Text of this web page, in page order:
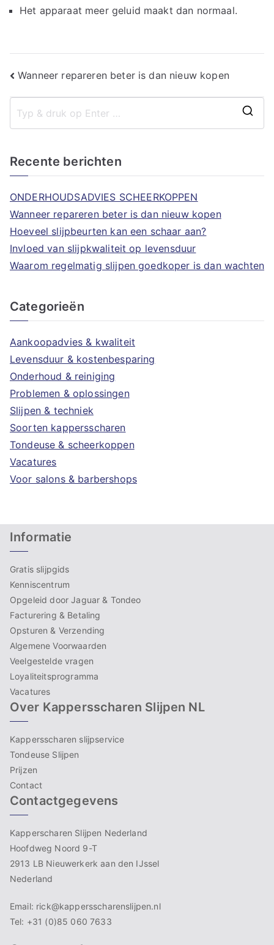
Het apparaat meer geluid maakt dan normaal.
Bericht
navigatie
Wanneer repareren beter is dan nieuw kopen
Recente berichten
ONDERHOUDSADVIES SCHEERKOPPEN
Wanneer repareren beter is dan nieuw kopen
Hoeveel slijpbeurten kan een schaar aan?
Invloed van slijpkwaliteit op levensduur
Waarom regelmatig slijpen goedkoper is dan wachten
Categorieën
Aankoopadvies & kwaliteit
Levensduur & kostenbesparing
Onderhoud & reiniging
Problemen & oplossingen
Slijpen & techniek
Soorten kappersscharen
Tondeuse & scheerkoppen
Vacatures
Voor salons & barbershops
Informatie
Gratis slijpgids
Kenniscentrum
Opgeleid door Jaguar & Tondeo
Facturering & Betaling
Opsturen & Verzending
Algemene Voorwaarden
Veelgestelde vragen
Loyaliteitsprogramma
Vacatures
Over Kappersscharen Slijpen NL
Kappersscharen slijpservice
Tondeuse Slijpen
Prijzen
Contact
Contactgegevens
Kapperscharen Slijpen Nederland
Hoofdweg Noord 9-T
2913 LB Nieuwerkerk aan den IJssel
Nederland
Email: rick@kappersscharenslijpen.nl
Tel: +31 (0)85 060 7633